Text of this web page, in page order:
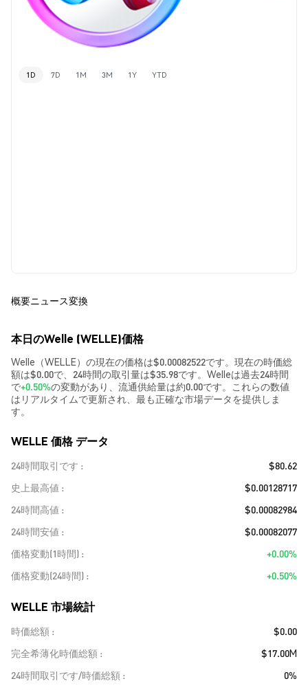
1D 7D 1M 3M 1Y YTD
概要ニュース変換
本日のWelle (WELLE)価格
Welle（WELLE）の現在の価格は$0.00082522です。現在の時価総
額は$0.00で、24時間の取引量は$35.98です。Welleは過去24時間
で+0.50%の変動があり、流通供給量は約0.00です。これらの数値
はリアルタイムで更新され、最も正確な市場データを提供しま
す。
WELLE 価格 データ
24時間取引です
$80.62
史上最高値
$0.00128717
24時間高値
$0.00082984
24時間安値
$0.00082077
価格変動(1時間)
+0.00%
価格変動(24時間)
+0.50%
WELLE 市場統計
時価総額
$0.00
完全希薄化時価総額
$17.00M
24時間取引です/時価総額
0%